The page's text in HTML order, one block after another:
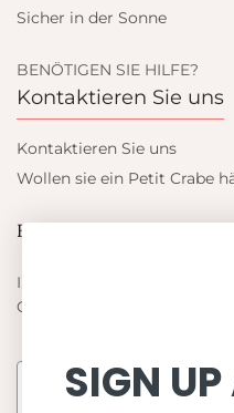
Sicher in der Sonne
BENÖTIGEN SIE HILFE?
Kontaktieren Sie uns
Kontaktieren Sie uns
Wollen sie ein Petit Crabe
Blieb auf dem laufenden
Informieren Sie sich über
Crabe
SIGN